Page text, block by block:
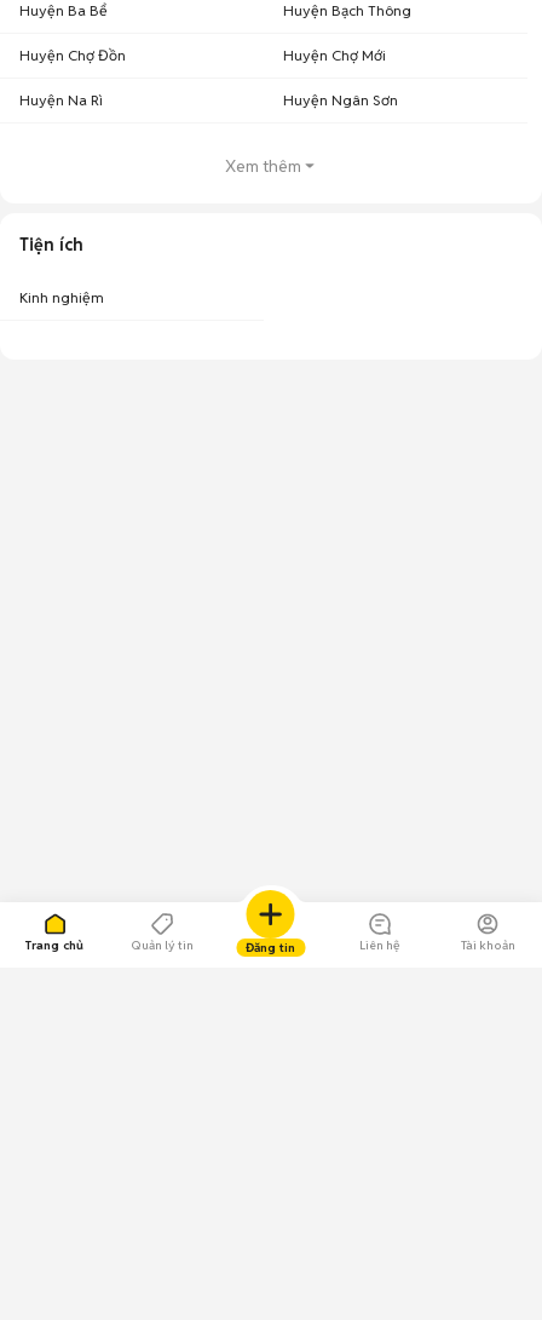
Trang chủ Quản lý tin Đăng tin Liên hệ Tài khoản
Huyện Ba Bể Huyện Bạch Thông
Huyện Chợ Đồn Huyện Chợ Mới
Huyện Na Rì Huyện Ngân Sơn
Xem thêm
Tiện ích
Kinh nghiệm